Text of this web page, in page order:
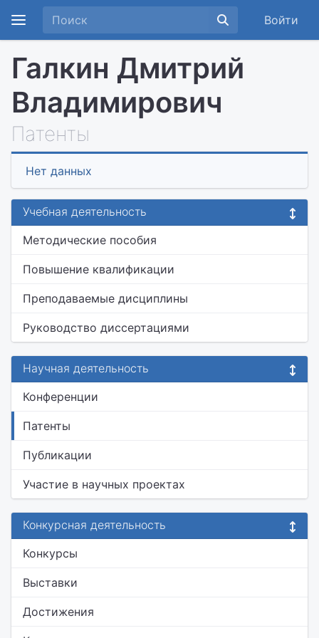
Войти
Галкин Дмитрий
Владимирович
Патенты
Нет данных
Учебная деятельность
Методические пособия
Повышение квалификации
Преподаваемые дисциплины
Руководство диссертациями
Научная деятельность
Конференции
Патенты
Публикации
Участие в научных проектах
Конкурсная деятельность
Конкурсы
Выставки
Достижения